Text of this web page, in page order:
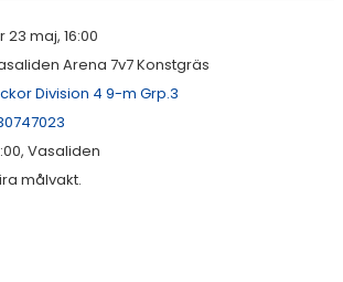
23 maj, 16:00
Arena 7v7 Konstgräs
Division 4 9-m Grp.3
Vasaliden
målvakt.